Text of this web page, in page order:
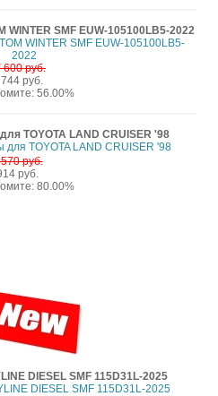
WINTER SMF EUW-105100LB5-2022
600 руб.
руб.
56.00%
TOYOTA LAND CRUISER '98
руб.
руб.
80.00%
DIESEL SMF 115D31L-2025